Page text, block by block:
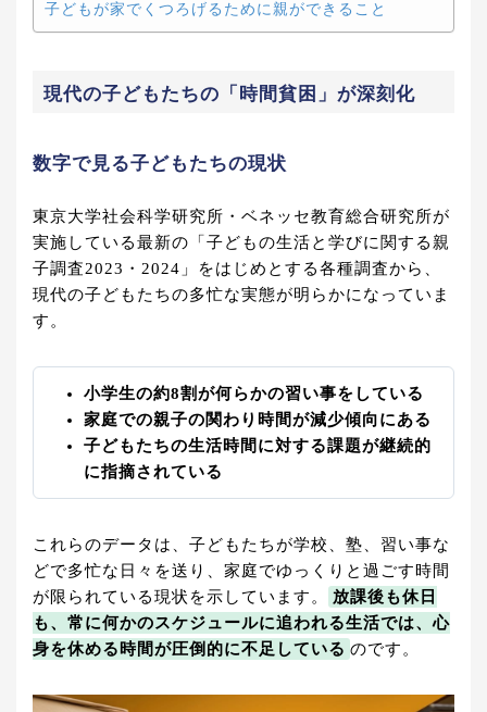
子どもが家でくつろげるために親ができること
現代の子どもたちの「時間貧困」が深刻化
数字で見る子どもたちの現状
東京大学社会科学研究所・ベネッセ教育総合研究所が
実施している最新の「子どもの生活と学びに関する親
子調査2023・2024」をはじめとする各種調査から、
現代の子どもたちの多忙な実態が明らかになっていま
す。
小学生の約8割が何らかの習い事をしている
家庭での親子の関わり時間が減少傾向にある
子どもたちの生活時間に対する課題が継続的
に指摘されている
これらのデータは、子どもたちが学校、塾、習い事な
どで多忙な日々を送り、家庭でゆっくりと過ごす時間
が限られている現状を示しています。
放課後も休日
も、常に何かのスケジュールに追われる生活では、心
身を休める時間が圧倒的に不足している のです。